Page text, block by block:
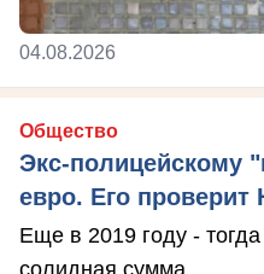
04.08.2026
Общество
Экс-полицейскому
евро. Его проверит
Еще в 2019 году -
солидная сумма